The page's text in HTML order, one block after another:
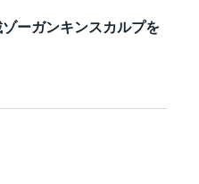
ーガンキンスカルプを